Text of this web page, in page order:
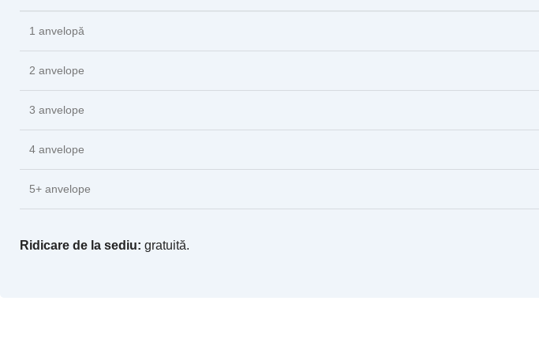
1 anvelopă
2 anvelope
3 anvelope
4 anvelope
5+ anvelope
Ridicare de la sediu: gratuită.